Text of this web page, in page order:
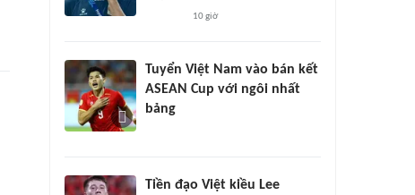
10 giờ
Tuyển Việt Nam vào bán kết
ASEAN Cup với ngôi nhất
bảng
Tiền đạo Việt kiều Lee